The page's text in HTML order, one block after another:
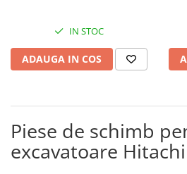
Electrovalva - electroventil - electro
Bobina 12V
Bobina 20V
Lampi semnalizare
Piese Doppstadt
Piese Fai
Piese Klemm
Piese Lansing Bagnall
Piese Laupetre
IN STOC
ADAUGA IN COS
Piese de schimb
excavatoare Hitachi